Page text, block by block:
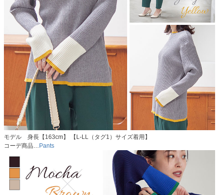
モデル 身長【163cm】 【L-LL（タグ1）サイズ着用】
コーデ商品… Pants